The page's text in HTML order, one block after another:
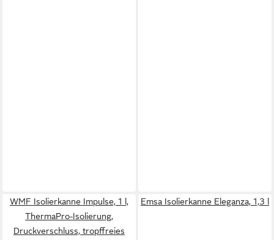
WMF Isolierkanne Impulse, 1 l,
ThermaPro-Isolierung,
Druckverschluss, tropffreies
Emsa Isolierkanne Eleganza, 1,3 l